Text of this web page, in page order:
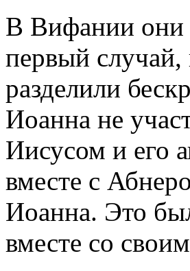
В Вифании они
первый случай,
разделили
Иоанна не
Иисусом и его
вместе с
Иоанна. Это
вместе со